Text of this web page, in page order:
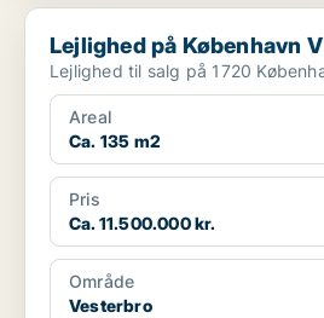
Lejlighed på København V
Lejlighed på København V
Areal
Ca. 135 m2
Pris
Ca. 11.500.000 kr.
Område
Vesterbro